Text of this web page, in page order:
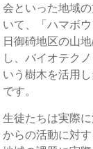
会といった地域
いて、「ハマボ
日御碕地区の山
し、バイオテク
いう樹木を活用
です。
生徒たちは実際
からの活動に対